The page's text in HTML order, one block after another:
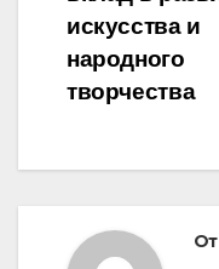
искусства и
народного
творчества
От